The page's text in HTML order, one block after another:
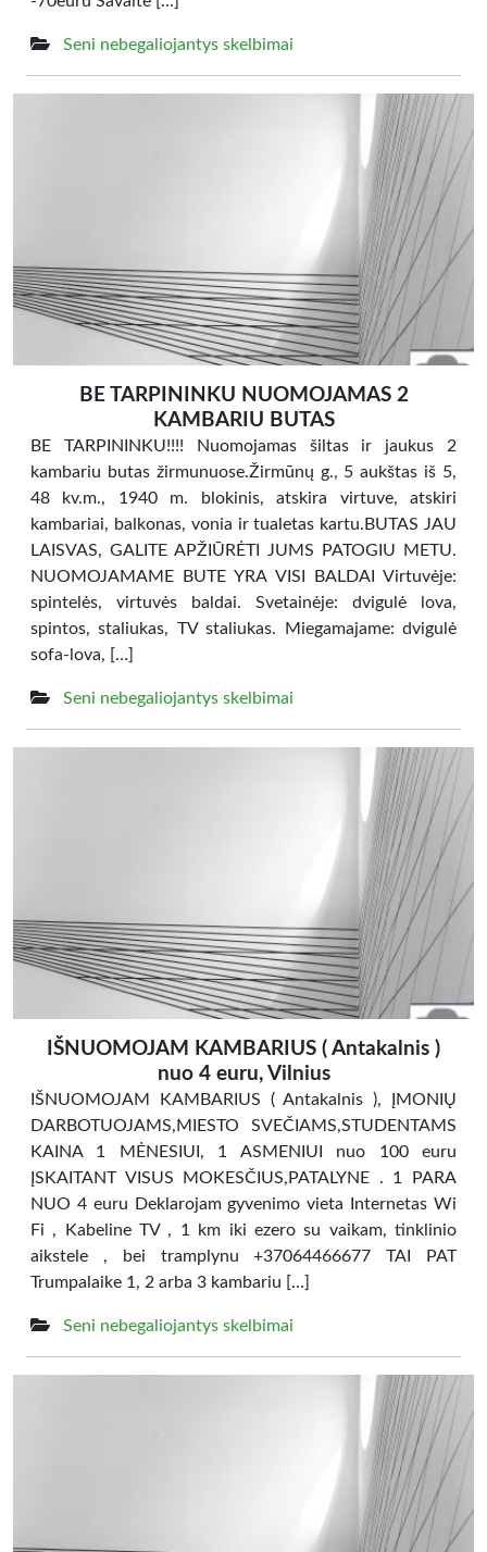
Seni nebegaliojantys skelbimai
BE TARPININKU NUOMOJAMAS 2
KAMBARIU BUTAS
BE TARPININKU!!!! Nuomojamas šiltas ir jaukus 2
kambariu butas žirmunuose.Žirmūnų g., 5 aukštas iš 5,
48 kv.m., 1940 m. blokinis, atskira virtuve, atskiri
kambariai, balkonas, vonia ir tualetas kartu.BUTAS JAU
LAISVAS, GALITE APŽIŪRĖTI JUMS PATOGIU METU.
NUOMOJAMAME BUTE YRA VISI BALDAI Virtuvėje:
spintelės, virtuvės baldai. Svetainėje: dvigulė lova,
spintos, staliukas, TV staliukas. Miegamajame: dvigulė
sofa-lova, […]
Seni nebegaliojantys skelbimai
IŠNUOMOJAM KAMBARIUS ( Antakalnis )
nuo 4 euru, Vilnius
IŠNUOMOJAM KAMBARIUS ( Antakalnis ), ĮMONIŲ
DARBOTUOJAMS,MIESTO SVEČIAMS,STUDENTAMS
KAINA 1 MĖNESIUI, 1 ASMENIUI nuo 100 euru
ĮSKAITANT VISUS MOKESČIUS,PATALYNE . 1 PARA
NUO 4 euru Deklarojam gyvenimo vieta Internetas Wi
Fi , Kabeline TV , 1 km iki ezero su vaikam, tinklinio
aikstele , bei tramplynu +37064466677 TAI PAT
Trumpalaike 1, 2 arba 3 kambariu […]
Seni nebegaliojantys skelbimai